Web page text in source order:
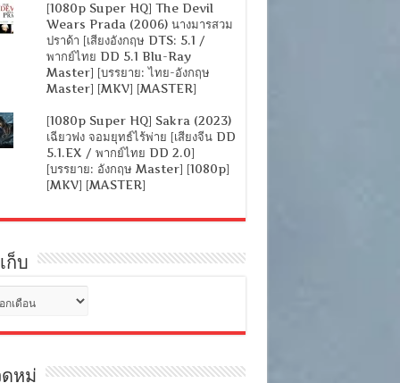
[1080p Super HQ] The Devil
Wears Prada (2006) นางมารสวม
ปราด้า [เสียงอังกฤษ DTS: 5.1 /
พากย์ไทย DD 5.1 Blu-Ray
Master] [บรรยาย: ไทย-อังกฤษ
Master] [MKV] [MASTER]
[1080p Super HQ] Sakra (2023)
เฉียวฟง จอมยุทธ์ไร้พ่าย [เสียงจีน DD
5.1.EX / พากย์ไทย DD 2.0]
[บรรยาย: อังกฤษ Master] [1080p]
[MKV] [MASTER]
ก็บ
หมู่